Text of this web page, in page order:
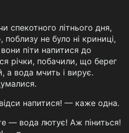
спекотного літнього дня,
не було ні криниці,
піти напитися до
річки, побачили, що берег
а вода мчить і вирує.
напитися! — каже одна.
— вода лютує! Аж піниться!